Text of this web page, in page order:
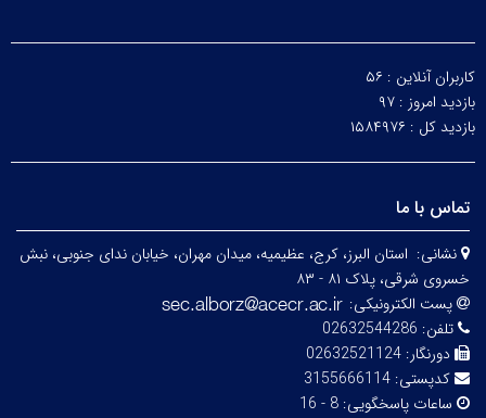
کاربران آنلاین : ۵۶
بازدید امروز : ۹۷
بازدید کل : ۱۵۸۴۹۷۶
تماس با ما
نشانی: استان البرز، کرج، عظیمیه، میدان مهران، خیابان ندای جنوبی، نبش
خسروی شرقی، پلاک ۸۱ - ۸۳
پست الکترونیکی:
تلفن: 02632544286
دورنگار: 02632521124
کدپستی: 3155666114
ساعات پاسخگویی: 8 - 16